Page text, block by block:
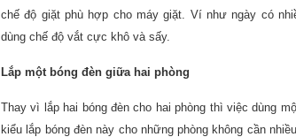
chế độ giặt phù hợp cho máy giặt. Ví như ngày có
dùng chế độ vắt cực khô và sấy.
Lắp một bóng đèn giữa hai phòng
Thay vì lắp hai bóng đèn cho hai phòng thì việc dùng
kiểu lắp bóng đèn này cho những phòng không cần